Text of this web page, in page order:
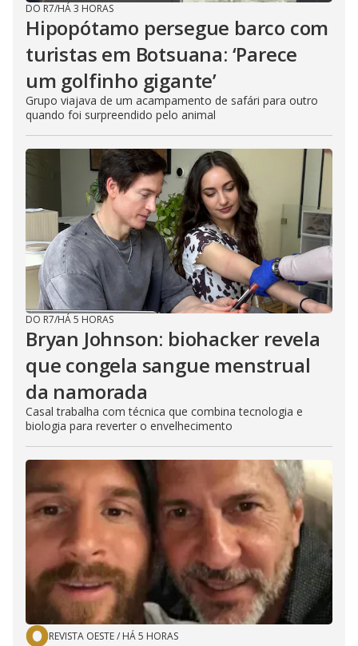
DO R7/HÁ 3 HORAS
Hipopótamo persegue barco com
turistas em Botsuana: ‘Parece
um golfinho gigante’
Grupo viajava de um acampamento de safári para outro
quando foi surpreendido pelo animal
DO R7/HÁ 5 HORAS
Bryan Johnson: biohacker revela
que congela sangue menstrual
da namorada
Casal trabalha com técnica que combina tecnologia e
biologia para reverter o envelhecimento
REVISTA OESTE/ HÁ 5 HORAS